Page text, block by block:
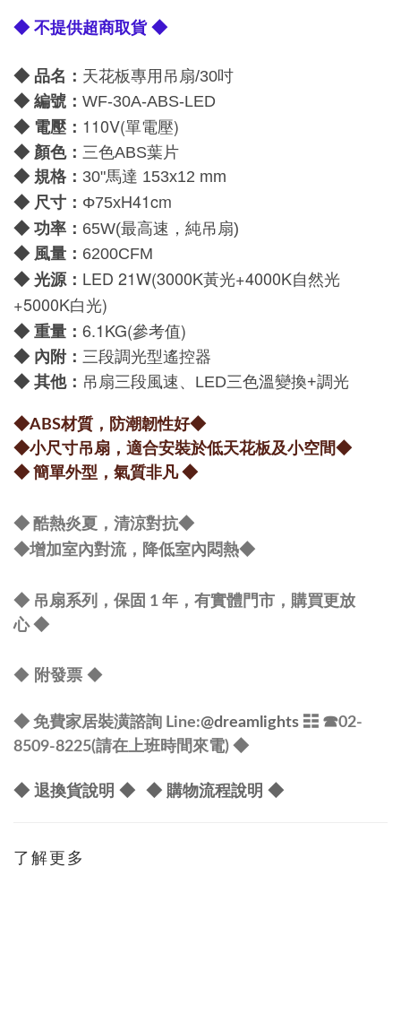
◆ 不提供超商取貨 ◆
◆ 品名： 天花板專用吊扇/30吋
◆ 編號： WF-30A-ABS-LED
◆ 電壓： 110V(單電壓)
◆ 顏色： 三色ABS葉片
◆ 規格： 30"馬達 153x12 mm
◆ 尺寸： Φ75xH41cm
◆ 功率： 65W(最高速，純吊扇)
◆ 風量 ： 6200CFM
◆ 光源： LED 21W(3000K黃光+4000K自然光
+5000K白光)
◆ 重量 ： 6.1KG(參考值)
◆ 內附： 三段調光型遙控器
◆ 其他： 吊扇三段風速、LED三色溫變換+調光
◆ABS材質，防潮韌性好◆
◆小尺寸吊扇，適合安裝於低天花板及小空間◆
◆ 簡單外型，氣質非凡◆
◆ 酷熱炎夏，清涼對抗◆
◆增加室內對流，降低室內悶熱◆
◆ 吊扇系列，保固 1 年，有實體門市，購買更放
心◆
◆ 附發票◆
◆ 免費家居裝潢諮詢 Line:@dreamlights ☷ ☎02-
8509-8225(請在上班時間來電) ◆
◆ 退換貨說明 ◆ ◆ 購物流程說明 ◆
了解更多